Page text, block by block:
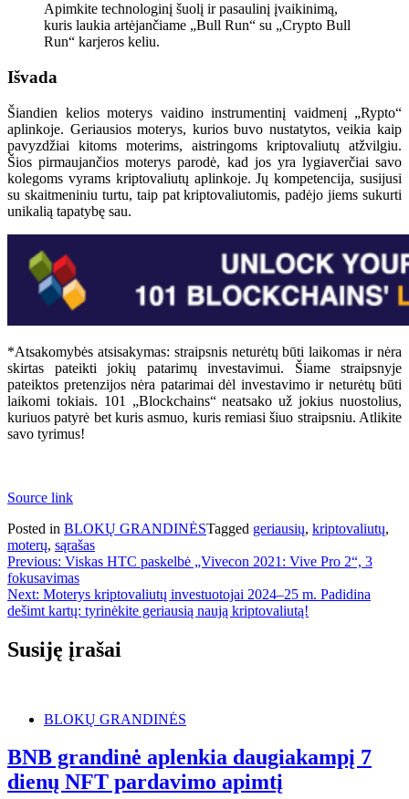
Apimkite technologinį šuolį ir pasaulinį įvaikinimą,
kuris laukia artėjančiame „Bull Run“ su „Crypto Bull
Run“ karjeros keliu.
Išvada
Šiandien kelios moterys vaidino instrumentinį vaidmenį „Rypto“
aplinkoje. Geriausios moterys, kurios buvo nustatytos, veikia kaip
pavyzdžiai kitoms moterims, aistringoms kriptovaliutų atžvilgiu.
Šios pirmaujančios moterys parodė, kad jos yra lygiaverčiai savo
kolegoms vyrams kriptovaliutų aplinkoje. Jų kompetencija, susijusi
su skaitmeniniu turtu, taip pat kriptovaliutomis, padėjo jiems sukurti
unikalią tapatybę sau.
*Atsakomybės atsisakymas: straipsnis neturėtų būti laikomas ir nėra
skirtas pateikti jokių patarimų investavimui. Šiame straipsnyje
pateiktos pretenzijos nėra patarimai dėl investavimo ir neturėtų būti
laikomi tokiais. 101 „Blockchains“ neatsako už jokius nuostolius,
kuriuos patyrė bet kuris asmuo, kuris remiasi šiuo straipsniu. Atlikite
savo tyrimus!
Source link
Posted in BLOKŲ GRANDINĖSTagged geriausių, kriptovaliutų,
moterų, sąrašas
Navigacija
tarp
įrašų
Previous: Viskas HTC paskelbė „Vivecon 2021: Vive Pro 2“, 3
fokusavimas
Next: Moterys kriptovaliutų investuotojai 2024–25 m. Padidina
dešimt kartų: tyrinėkite geriausią naują kriptovaliutą!
Susiję įrašai
BLOKŲ GRANDINĖS
BNB grandinė aplenkia daugiakampį 7
dienų NFT pardavimo apimtį